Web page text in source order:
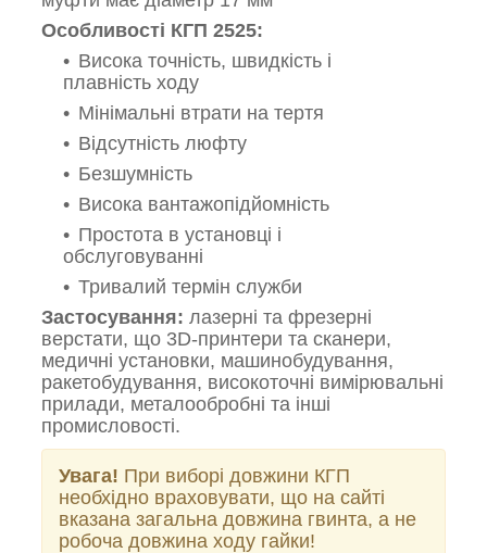
Особливості КГП 2525:
Висока точність, швидкість і
плавність ходу
Мінімальні втрати на тертя
Відсутність люфту
Безшумність
Висока вантажопідйомність
Простота в установці і
обслуговуванні
Тривалий термін служби
Застосування: лазерні та фрезерні
верстати, що 3D-принтери та сканери,
медичні установки, машинобудування,
ракетобудування, високоточні вимірювальні
прилади, металообробні та інші
промисловості.
Увага! При виборі довжини КГП
необхідно враховувати, що на сайті
вказана загальна довжина гвинта, а не
робоча довжина ходу гайки!